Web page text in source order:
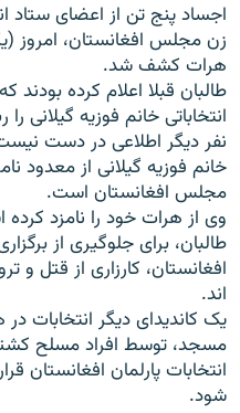
گزارش‌های ویدئویی
English
به ما بپیوندید
زبان‌های دیگر
اجساد پنج تن از اعضای ستاد
زن مجلس افغانستان، امروز
هرات کشف شد.
طالبان قبلا اعلام کرده
انتخاباتی خانم فوزیه گیلانی
نفر دیگر اطلاعی در دست
خانم فوزیه گیلانی از معدود
مجلس افغانستان است.
وی از هرات خود را نامزد
طالبان، برای جلوگیری از
افغانستان، کارزاری از قتل و
اند.
یک کاندیدای دیگر انتخابات
مسجد، توسط افراد مسلح
شود.